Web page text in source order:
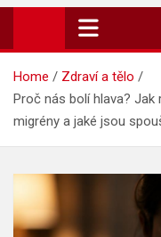
Vaše zprávy v
Home
Zdraví a tělo
Proč nás bolí hlava?
migrény a jaké jsou